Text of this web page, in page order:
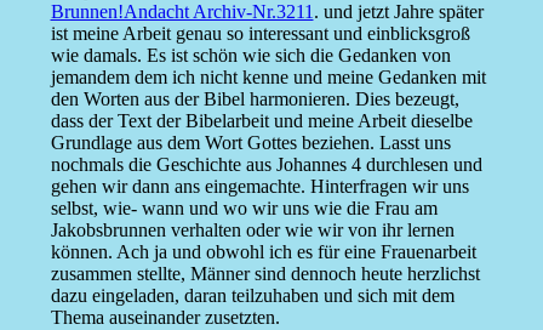
Brunnen!Andacht Archiv-Nr.3211 . und jetzt Jahre später
ist meine Arbeit genau so interessant und einblicksgroß
wie damals. Es ist schön wie sich die Gedanken von
jemandem dem ich nicht kenne und meine Gedanken mit
den Worten aus der Bibel harmonieren. Dies bezeugt,
dass der Text der Bibelarbeit und meine Arbeit dieselbe
Grundlage aus dem Wort Gottes beziehen. Lasst uns
nochmals die Geschichte aus Johannes 4 durchlesen und
gehen wir dann ans eingemachte. Hinterfragen wir uns
selbst, wie- wann und wo wir uns wie die Frau am
Jakobsbrunnen verhalten oder wie wir von ihr lernen
können. Ach ja und obwohl ich es für eine Frauenarbeit
zusammen stellte, Männer sind dennoch heute herzlichst
dazu eingeladen, daran teilzuhaben und sich mit dem
Thema auseinander zusetzten.